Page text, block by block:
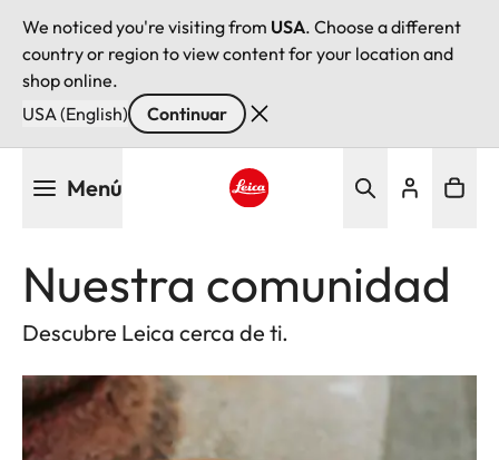
We noticed you're visiting from USA. Choose a different
country or region to view content for your location and
shop online.
USA (English)
Continuar
Menú
Nuestra comunidad
Descubre Leica cerca de ti.